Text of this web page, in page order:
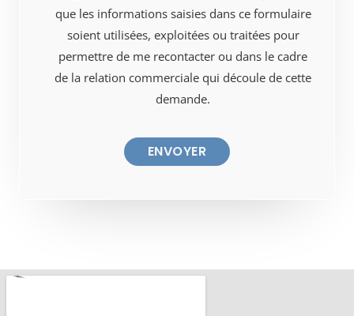
que les informations saisies dans ce formulaire
soient utilisées, exploitées ou traitées pour
permettre de me recontacter ou dans le cadre
de la relation commerciale qui découle de cette
demande.